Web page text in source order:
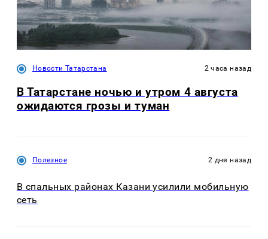
Новости Татарстана 2 часа назад
В Татарстане ночью и утром 4 августа
ожидаются грозы и туман
Полезное 2 дня назад
В спальных районах Казани усилили мобильную
сеть